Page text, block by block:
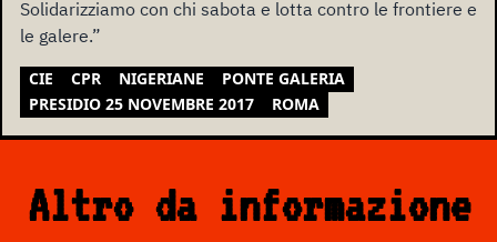
Solidarizziamo con chi sabota e lotta contro le frontiere e
le galere.”
CIE CPR NIGERIANE
PONTE GALERIA
PRESIDIO 25 NOVEMBRE 2017
ROMA
Altro da informazione